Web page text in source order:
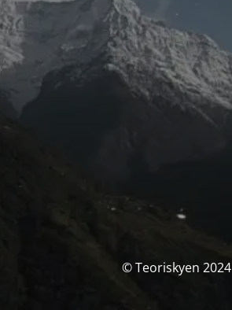
© Teoriskyen 2024